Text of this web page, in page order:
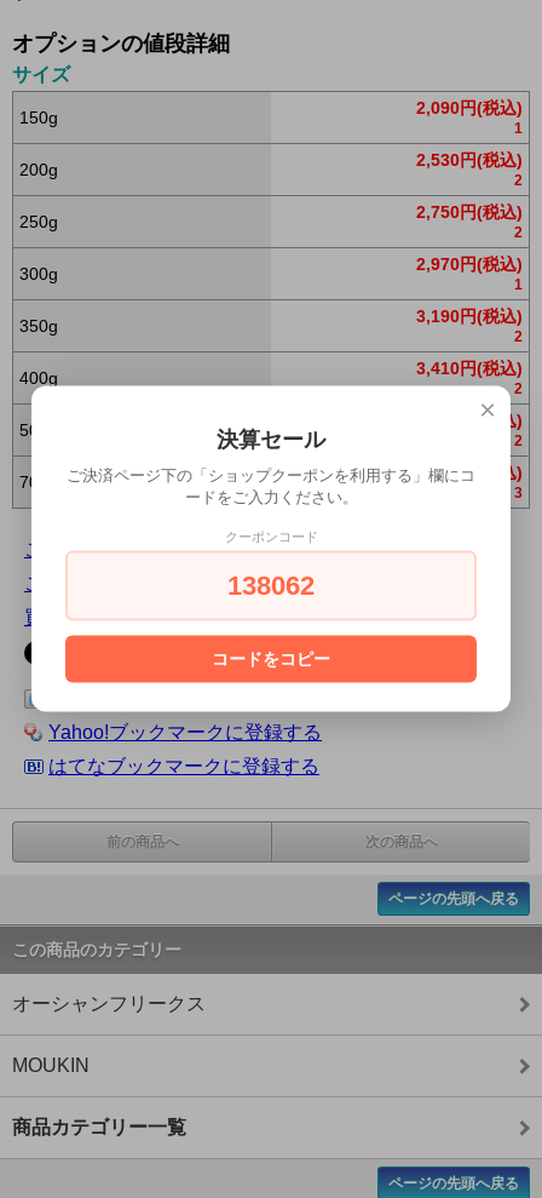
オプションの値段詳細
サイズ
150g 2,090円(税込)
1
200g 2,530円(税込)
2
250g 2,750円(税込)
2
300g 2,970円(税込)
1
350g 3,190円(税込)
2
400g 3,410円(税込)
2
500g 3,630円(税込)
2
700g 4,510円(税込)
3
この商品について問い合わせる
この商品を友達に教える
買い物を続ける
Yahoo!ブックマークに登録する
はてなブックマークに登録する
前の商品へ 次の商品へ
ページの先頭へ戻る
この商品のカテゴリー
オーシャンフリークス
MOUKIN
商品カテゴリー一覧
ページの先頭へ戻る
×
決算セール
ご決済ページ下の「ショップクーポンを利用する」欄にコ
ードをご入力ください。
クーポンコード
138062
コードをコピー